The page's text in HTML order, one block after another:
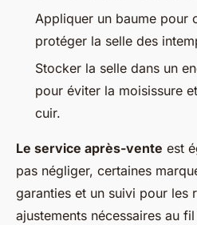
Appliquer un baume pour
protéger la selle des
Stocker la selle dans un
pour éviter la moisissure
cuir.
Le service après-vente est
pas négliger, certaines
garanties et un suivi pour les
ajustements nécessaires au